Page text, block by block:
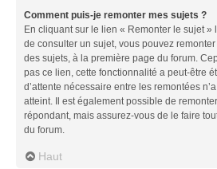
Comment puis-je remonter mes sujets ?
En cliquant sur le lien « Remonter le sujet »
de consulter un sujet, vous pouvez
des sujets, à la première page du forum.
pas ce lien, cette fonctionnalité a peut-être
d’attente nécessaire entre les remontées
atteint. Il est également possible de
répondant, mais assurez-vous de le faire
du forum.
Haut